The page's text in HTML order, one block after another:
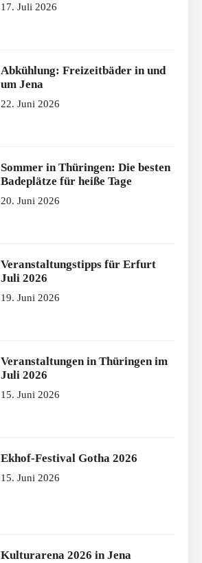
17. Juli 2026
Abkühlung: Freizeitbäder in und
um Jena
22. Juni 2026
Sommer in Thüringen: Die besten
Badeplätze für heiße Tage
20. Juni 2026
Veranstaltungstipps für Erfurt
Juli 2026
19. Juni 2026
Veranstaltungen in Thüringen im
Juli 2026
15. Juni 2026
Ekhof-Festival Gotha 2026
15. Juni 2026
Kulturarena 2026 in Jena